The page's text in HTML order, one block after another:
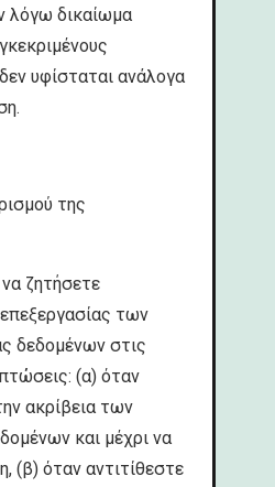
λόγω δικαίωμα
υφίσταται ανάλογα
της
ζητήσετε
των
δεδομένων στις
(α) όταν
ακρίβεια των
και μέχρι να
(β) όταν αντιτίθεστε